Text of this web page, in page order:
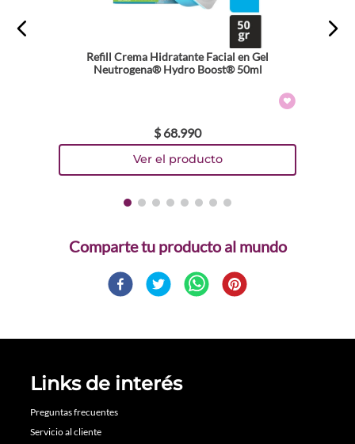
Refill Crema Hidratante Facial en Gel
Neutrogena® Hydro Boost® 50ml
$ 68.990
Comparte
Links de interés
Preguntas frecuentes
Servicio al cliente